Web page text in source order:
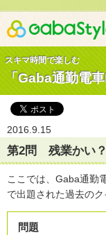
スキマ時間で楽しむ
「Gaba通勤電車
2016.9.15
第2問 残業かい？
ここでは、Gaba通勤
で出題された過去のク
問題